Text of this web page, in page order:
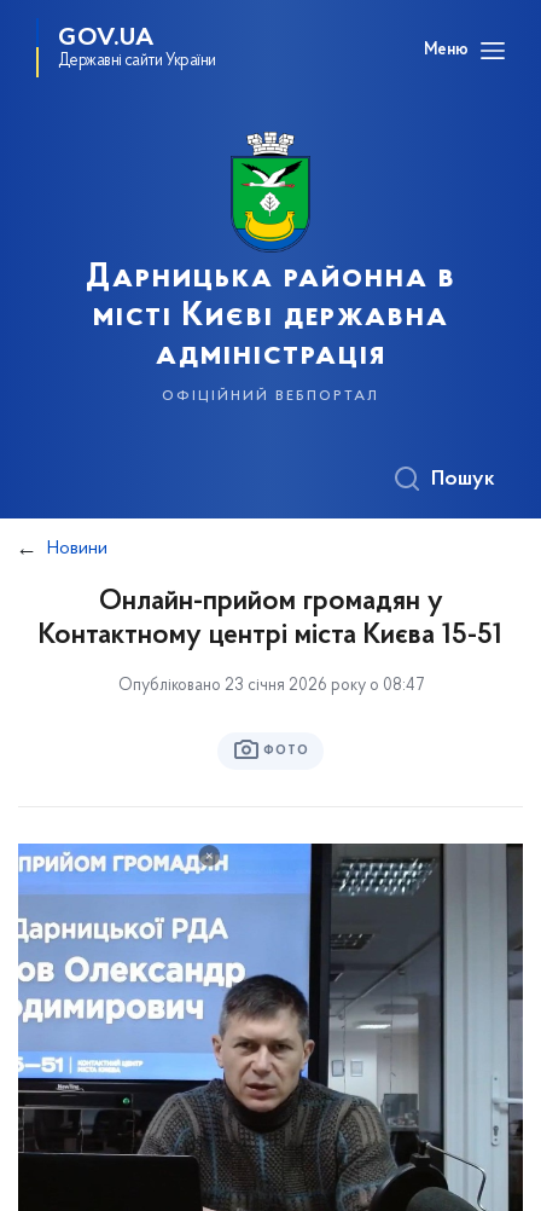
GOV.UA
Державні сайти України
Меню
Дарницька районна в
місті Києві державна
адміністрація
офіційний вебпортал
Пошук
Новини
Онлайн-прийом громадян у
Контактному центрі міста Києва 15-51
Опубліковано 23 січня 2026 року о 08:47
ФОТО